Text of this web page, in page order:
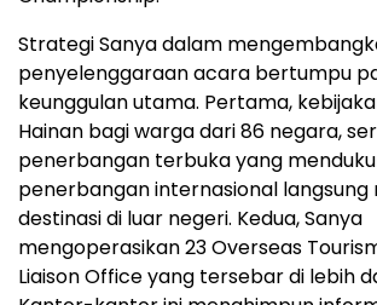
Strategi Sanya dalam
penyelenggaraan acara bertumpu
keunggulan utama. Pertama,
Hainan bagi warga dari 86 negara,
penerbangan terbuka yang
penerbangan internasional langsung
destinasi di luar negeri. Kedua, Sanya
mengoperasikan 23 Overseas
Liaison Office yang tersebar di lebih